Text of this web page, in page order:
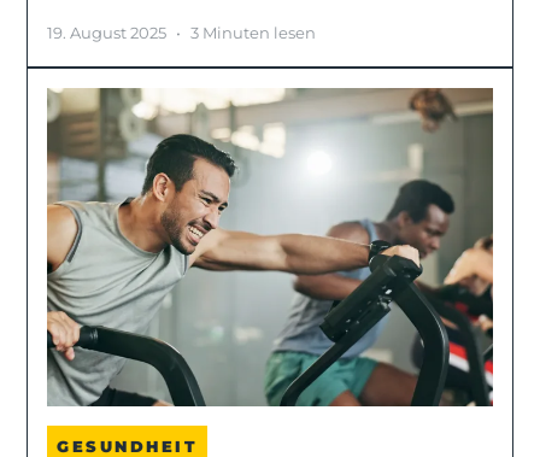
19. August 2025 • 3 Minuten lesen
GESUNDHEIT